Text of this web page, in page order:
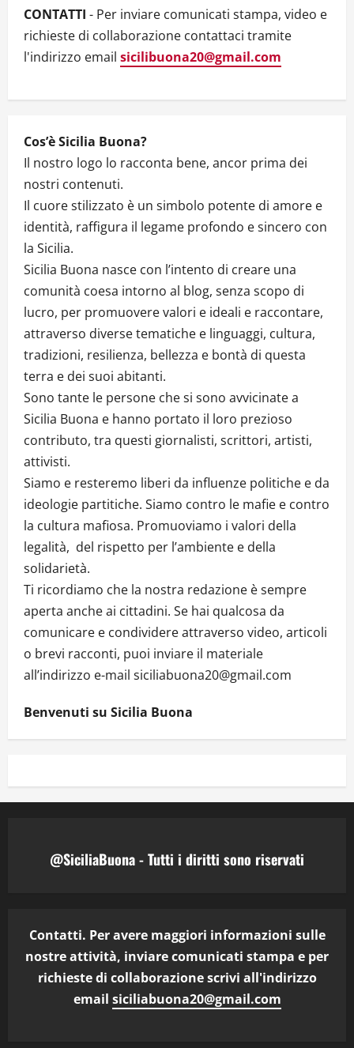
i
o
CONTATTI - Per inviare comunicati stampa, video e
richieste di collaborazione contattaci tramite
l'indirizzo email sicilibuona20@gmail.com
Cos’è Sicilia Buona?
Il nostro logo lo racconta bene, ancor prima dei
nostri contenuti.
Il cuore stilizzato è un simbolo potente di amore e
identità, raffigura il legame profondo e sincero con
la Sicilia.
Sicilia Buona nasce con l’intento di creare una
comunità coesa intorno al blog, senza scopo di
lucro, per promuovere valori e ideali e raccontare,
attraverso diverse tematiche e linguaggi, cultura,
tradizioni, resilienza, bellezza e bontà di questa
terra e dei suoi abitanti.
Sono tante le persone che si sono avvicinate a
Sicilia Buona e hanno portato il loro prezioso
contributo, tra questi giornalisti, scrittori, artisti,
attivisti.
Siamo e resteremo liberi da influenze politiche e da
ideologie partitiche. Siamo contro le mafie e contro
la cultura mafiosa. Promuoviamo i valori della
legalità, del rispetto per l’ambiente e della
solidarietà.
Ti ricordiamo che la nostra redazione è sempre
aperta anche ai cittadini. Se hai qualcosa da
comunicare e condividere attraverso video, articoli
o brevi racconti, puoi inviare il materiale
all’indirizzo e-mail siciliabuona20@gmail.com
Benvenuti su Sicilia Buona
@SiciliaBuona - Tutti i diritti sono riservati
Contatti. Per avere maggiori informazioni sulle
nostre attività, inviare comunicati stampa e per
richieste di collaborazione scrivi all'indirizzo
email siciliabuona20@gmail.com